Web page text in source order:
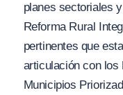
planes sectoriales
Reforma Rural
pertinentes que
articulación con los
Municipios